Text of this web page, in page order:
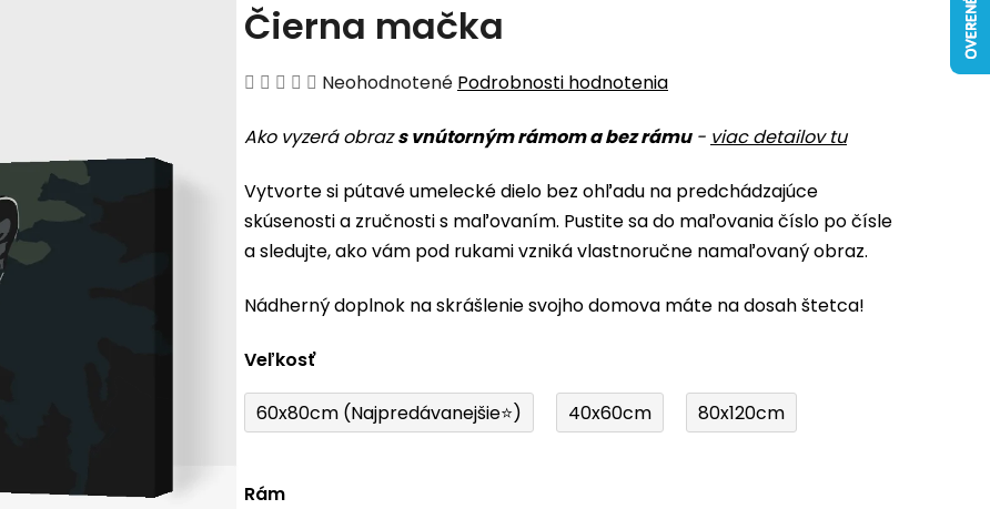
Čierna mačka
Priemerné
produktu
0,0
z
5
hviezdičiek.
Neohodnotené Podrobnosti hodnotenia
Ako vyzerá obrazs vnútorným rámom a bez rámu- viac detailov tu
Vytvorte si pútavé umelecké dielo bez ohľadu na predchádzajúce
skúsenosti a zručnosti s maľovaním. Pustite sa do maľovania číslo po čísle
a sledujte, ako vám pod rukami vzniká vlastnoručne namaľovaný obraz.
Nádherný doplnok na skrášlenie svojho domova máte na dosah štetca!
Veľkosť
60x80cm (Najpredávanejšie⭐) 40x60cm 80x120cm
Rám